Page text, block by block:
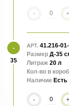
- +
35
АРТ. 41.216-
Размер Д-35
Литраж 20 л
Кол-во в
Наличие Есть
- +